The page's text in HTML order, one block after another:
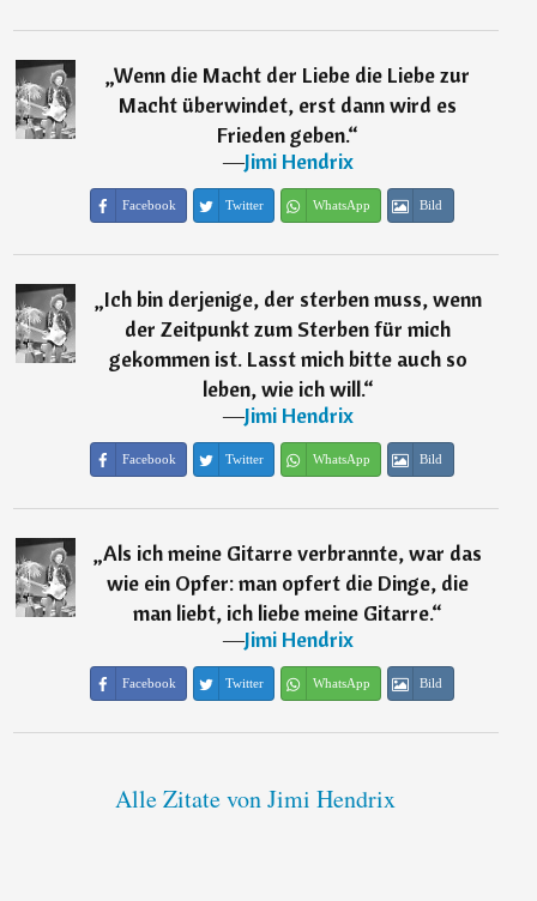
„Wenn die Macht der Liebe die Liebe zur
Macht überwindet, erst dann wird es
Frieden geben.“
―Jimi Hendrix
Facebook Twitter WhatsApp Bild
„Ich bin derjenige, der sterben muss, wenn
der Zeitpunkt zum Sterben für mich
gekommen ist. Lasst mich bitte auch so
leben, wie ich will.“
―Jimi Hendrix
Facebook Twitter WhatsApp Bild
„Als ich meine Gitarre verbrannte, war das
wie ein Opfer: man opfert die Dinge, die
man liebt, ich liebe meine Gitarre.“
―Jimi Hendrix
Facebook Twitter WhatsApp Bild
Alle Zitate von Jimi Hendrix